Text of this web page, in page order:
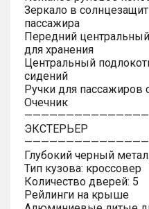
Зеркало в
пассажира
Передний
для хранения
Центральный
сидений
Ручки для пассажиров
Очечник
ЭКСТЕРЬЕР
Глубокий черный
Тип кузова: кроссовер
Количество дверей: 5
Рейлинги на крыше